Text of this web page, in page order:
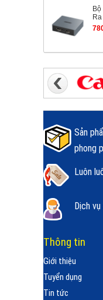
Sản
phong
Luôn
Dịch
Thông tin
Giới thiệu
Tuyển dụng
Tin tức